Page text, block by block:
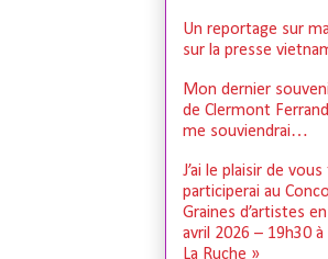
Un reportage sur
sur la presse
Mon dernier
de Clermont
me souviendrai…
J’ai le plaisir de
participerai au
Graines d’artistes
avril 2026 – 19h30
La Ruche »